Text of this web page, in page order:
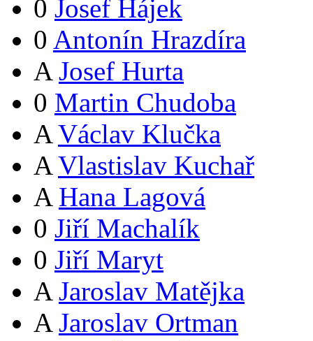
0 Josef Hájek
0 Antonín Hrazdíra
A Josef Hurta
0 Martin Chudoba
A Václav Klučka
A Vlastislav Kuchař
A Hana Lagová
0 Jiří Machalík
0 Jiří Maryt
A Jaroslav Matějka
A Jaroslav Ortman